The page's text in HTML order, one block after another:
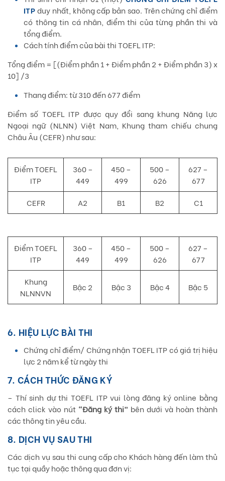
ITPduy nhất, không cấp bản sao. Trên chứng chỉ điểm
có thông tin cá nhân, điểm thi của từng phần thi và
tổng điểm.
Cách tính điểm của bài thi TOEFL ITP:
Tổng điểm = [(Điểm phần 1 + Điểm phần 2 + Điểm phần 3) x
10] /3
Thang điểm: từ 310 đến 677 điểm
Điểm số TOEFL ITP được quy đổi sang khung Năng lực
Ngoại ngữ (NLNN) Việt Nam, Khung tham chiếu chung
Châu Âu (CEFR) như sau:
Điểm TOEFL
ITP
360 –
449
450 –
499
500 –
626
627 –
677
CEFR
A2 B1 B2 C1
Điểm TOEFL
ITP
360 –
449
450 –
499
500 –
626
627 –
677
Khung
NLNNVN
Bậc 2 Bậc 3 Bậc 4 Bậc 5
6. HIỆU LỰC BÀI THI
Chứng chỉ điểm/ Chứng nhận TOEFL ITP có giá trị hiệu
lực 2 năm kể từ ngày thi
7. CÁCH THỨC ĐĂNG KÝ
– Thí sinh dự thi TOEFL ITP vui lòng đăng ký online bằng
cách click vào nút “Đăng ký thi” bên dưới và hoàn thành
các thông tin yêu cầu.
8. DỊCH VỤ SAU THI
Các dịch vụ sau thi cung cấp cho Khách hàng đến làm thủ
tục tại quầy hoặc thông qua đơn vị: